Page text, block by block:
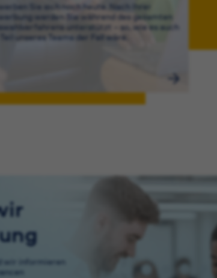
Sie sich noch heute. Nach Ihrer
werden Sie während des gesamten
unterstützt – so, wie es auch
unseres Teams der Fall wäre.
wir informieren